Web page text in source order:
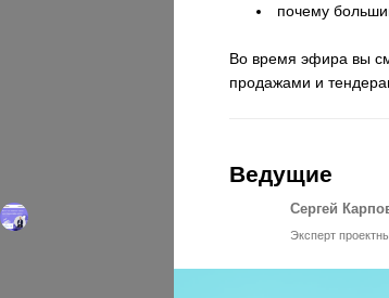
почему
Во время эфира вы
продажами и
Ведущие
Сергей
Эксперт